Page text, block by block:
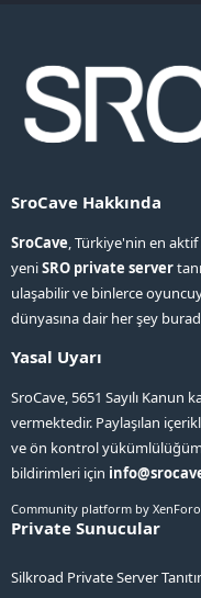
SroCave Hakkında
SroCave, Türkiye'nin en aktif
yeniSRO private server
ulaşabilir ve binlerce
dünyasına dair her şey
Yasal Uyarı
SroCave, 5651 Sayılı Kanun
vermektedir. Paylaşılan
ve ön kontrol
bildirimleri için
Community platform by XenForo
Private Sunucular
Silkroad Private Server